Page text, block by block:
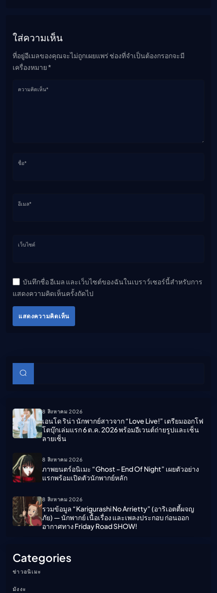
ใส่ความเห็น
ที่อยู่อีเมลของคุณจะไม่ถูกเผยแพร่ ช่องที่จำเป็นต้องกรอกจะมี
เครื่องหมาย *
ความคิดเห็น*
ชื่อ*
อีเมล*
เว็บไซต์
บันทึกชื่อ อีเมล และเว็บไซต์ของฉันในเบราว์เซอร์นี้สำหรับการ
แสดงความคิดเห็นครั้งถัดไป
แสดงความคิดเห็น
บทความย่อย
8 สิงหาคม 2026
เอนโด ริน่า นักพากย์สาวจาก “Love Live!” เตรียมออกโฟ
โตบุ๊กเล่มแรก 6 ต.ค. 2026 พร้อมอีเวนต์ถ่ายรูปและเซ็น
ลายเซ็น
8 สิงหาคม 2026
ภาพยนตร์อนิเมะ “ghost – End Of Night” เผยตัวอย่าง
แรกพร้อมเปิดตัวนักพากย์หลัก
8 สิงหาคม 2026
รวมข้อมูล “Karigurashi No Arrietty” (อาริเอตตี้ผจญ
ภัย) — นักพากย์ เนื้อเรื่อง และเพลงประกอบ ก่อนออก
อากาศทาง Friday Road SHOW!
Categories
ข่าวอนิเมะ
มังงะ